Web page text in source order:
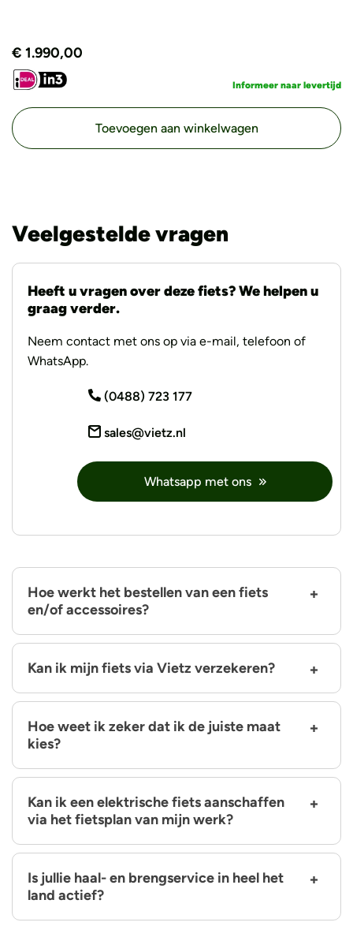
€ 1.990,00
Informeer naar levertijd
Toevoegen aan winkelwagen
Veelgestelde vragen
Heeft u vragen over deze fiets? We helpen u
graag verder.
Neem contact met ons op via e-mail, telefoon of
WhatsApp.
(0488) 723 177
sales@vietz.nl
Whatsapp met ons
Hoe werkt het bestellen van een fiets
en/of accessoires?
Kan ik mijn fiets via Vietz verzekeren?
Hoe weet ik zeker dat ik de juiste maat
kies?
Kan ik een elektrische fiets aanschaffen
via het fietsplan van mijn werk?
Is jullie haal- en brengservice in heel het
land actief?